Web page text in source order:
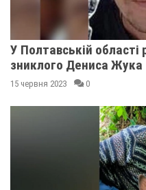
У Полтавській області
зниклого Дениса Жука
15 червня 2023 0